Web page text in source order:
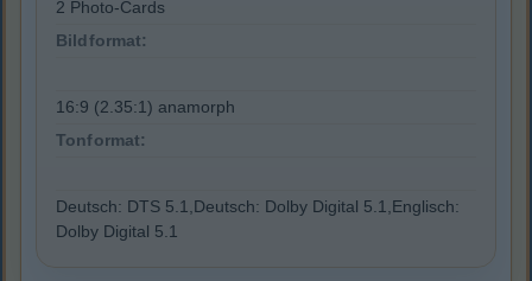
2 Photo-Cards
Bildformat:
16:9 (2.35:1) anamorph
Tonformat:
Deutsch: DTS 5.1,Deutsch: Dolby Digital 5.1,Englisch:
Dolby Digital 5.1